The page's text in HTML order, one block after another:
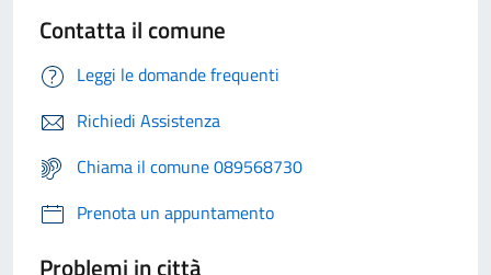
Contatta il comune
Leggi le domande frequenti
Richiedi Assistenza
Chiama il comune 089568730
Prenota un appuntamento
Problemi in città